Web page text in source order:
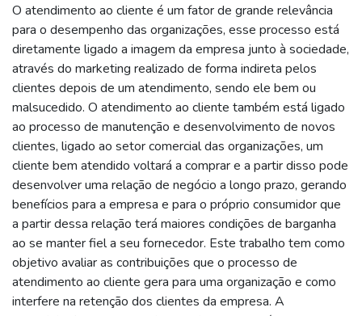
O atendimento ao cliente é um fator de grande relevância
para o desempenho das organizações, esse processo está
diretamente ligado a imagem da empresa junto à sociedade,
através do marketing realizado de forma indireta pelos
clientes depois de um atendimento, sendo ele bem ou
malsucedido. O atendimento ao cliente também está ligado
ao processo de manutenção e desenvolvimento de novos
clientes, ligado ao setor comercial das organizações, um
cliente bem atendido voltará a comprar e a partir disso pode
desenvolver uma relação de negócio a longo prazo, gerando
benefícios para a empresa e para o próprio consumidor que
a partir dessa relação terá maiores condições de barganha
ao se manter fiel a seu fornecedor. Este trabalho tem como
objetivo avaliar as contribuições que o processo de
atendimento ao cliente gera para uma organização e como
interfere na retenção dos clientes da empresa. A